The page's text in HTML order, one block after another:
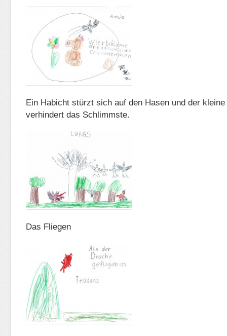
Ein Habicht stürzt sich auf den Hasen und der
verhindert das Schlimmste.
Das Fliegen